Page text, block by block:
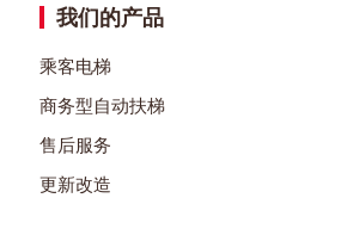
我们的产品
乘客电梯
商务型自动扶梯
售后服务
更新改造